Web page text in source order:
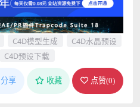
C4D模型生成
C4D水晶预设
C4D预设下载
分享 收藏 点赞(0)